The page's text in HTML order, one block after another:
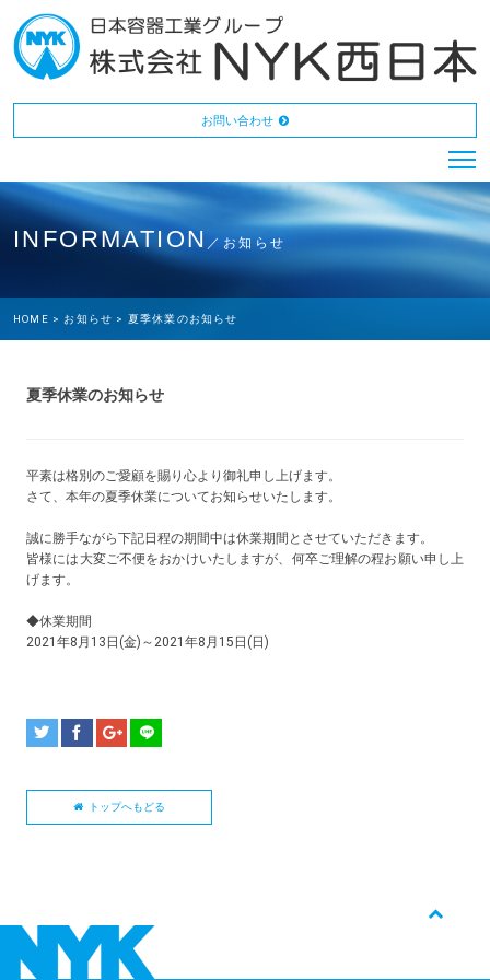
お問い合わせ
INFORMATION ／お知らせ
HOME >お知らせ > 夏季休業のお知らせ
夏季休業のお知らせ
平素は格別のご愛顧を賜り心より御礼申し上げます。
さて、本年の夏季休業についてお知らせいたします。
誠に勝手ながら下記日程の期間中は休業期間とさせていただきます。
皆様には大変ご不便をおかけいたしますが、何卒ご理解の程お願い申し上
げます。
◆休業期間
2021年8月13日(金)～2021年8月15日(日)
トップへもどる